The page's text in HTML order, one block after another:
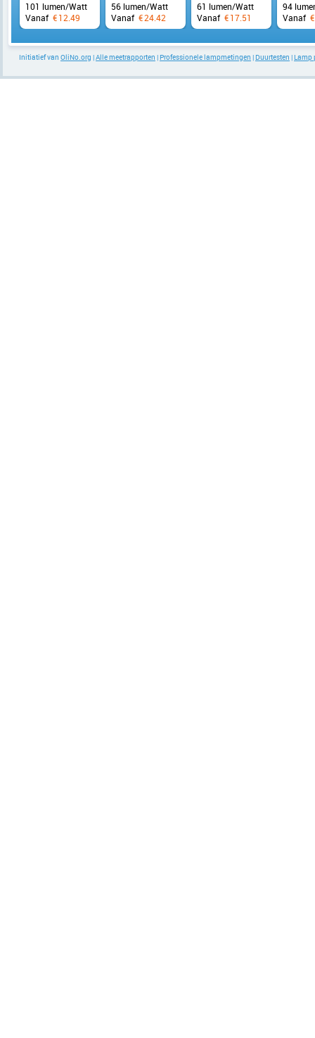
101 lumen/Watt
Vanaf €12.49
56 lumen/Watt
Vanaf €24.42
61 lumen/Watt
Vanaf €17.51
94
Vanaf €
Initiatief van OliNo.org |Alle meetrapporten |Professionele lampmetingen |Duurtesten |Lamp